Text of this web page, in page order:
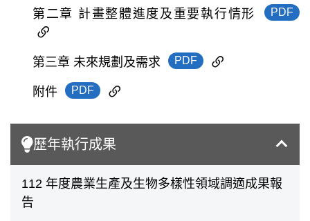
第二章 計畫整體進度及重要執行情形 PDF
第三章 未來規劃及需求 PDF
附件 PDF
歷年執行成果
112 年度農業生產及生物多樣性領域調適成果報
告